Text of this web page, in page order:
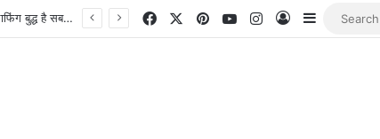
Laughing Buddha Vastu Tips: घर के लिए कौन-सा लाफिंग बुद्ध है सबसे शुभ? जानें सही दिशा FacebookPinterestYouTubeInstagram
Log InSidebar